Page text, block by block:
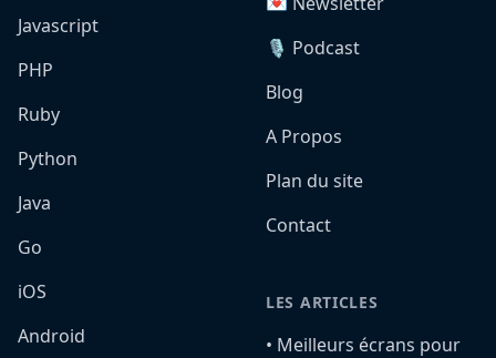
Javascript
PHP
Ruby
Python
Java
Go
iOS
Android
🎙️ Podcast
Blog
A Propos
Plan du site
Contact
LES ARTICLES
•️ Meilleurs écrans pour